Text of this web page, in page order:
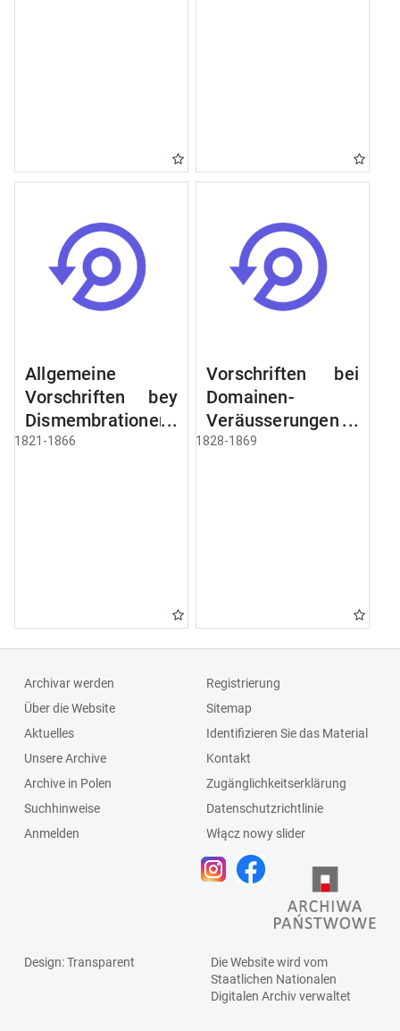
Allgemeine
Vorschriften bey
Dismembrationen
Domainen-
1821-1866
Vorschriften bei
Domainen-
Veräusserungen
und
1828-1869
Archivar werden
Über die Website
Aktuelles
Unsere Archive
Archive in Polen
Suchhinweise
Anmelden
Registrierung
Sitemap
Identifizieren Sie das Material
Kontakt
Zugänglichkeitserklärung
Datenschutzrichtlinie
Włącz nowy slider
Design: Transparent
Die Website wird vom
Staatlichen Nationalen
Digitalen Archivverwaltet